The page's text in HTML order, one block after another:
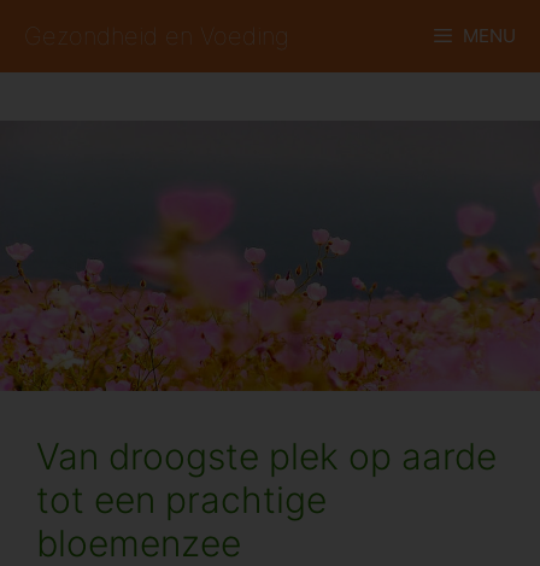
naar
de
Gezondheid en Voeding MENU
Van droogste plek op aarde
tot een prachtige
bloemenzee